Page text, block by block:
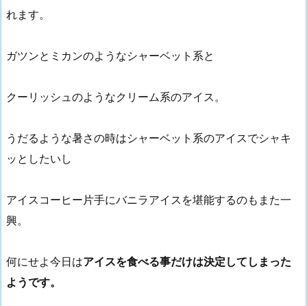
れます。
ガツンとミカンのようなシャーベット系と
クーリッシュのようなクリーム系のアイス。
うだるような暑さの時はシャーベット系のアイスでシャキ
ッとしたいし
アイスコーヒー片手にバニラアイスを堪能するのもまた一
興。
何にせよ今日はアイスを食べる事だけは決定してしまった
ようです。